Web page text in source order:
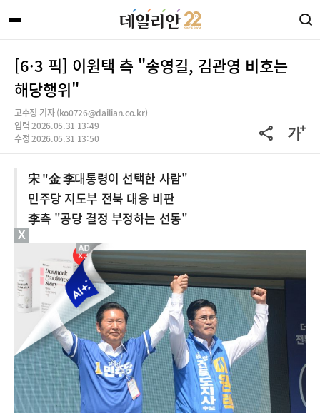
[6·3 픽] 이원택 측 "송영길, 김관영 비호는
해당행위"
고수정 기자 (ko0726@dailian.co.kr)
입력 2026.05.31 13:49
수정 2026.05.31 13:50
宋 "金 李대통령이 선택한 사람"
민주당 지도부 전북 대응 비판
李측 "공당 결정 부정하는 선동"
X